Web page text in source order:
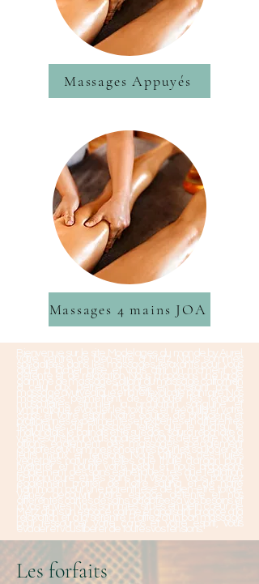
Massages Appuyés
Massages 4 mains JOA
Bienvenue sur le site Modelages du monde by Aurel,
votre centre de bien-être à Metz. Nous sommes
spécialisés dans les massages relaxants pour vous
aider à lâcher prise et vous offrir un moment de
détente et de relaxation. Nous proposons une large
gamme de massages, allant du massage californien
à celui aux pierres chaudes en passant par le
massage ayurvédique et la réflexologie plantaire. Nos
massages permettent de dénouer les tensions
musculaires, stimuler la circulation sanguine et
lymphatique, évacuer les toxines et rééquilibrer votre
corps et votre esprit. Notre équipe de praticiens et
praticiennes expérimentés et expertes en différentes
techniques de massage telles que le shiatsu, le
thaïlandais, le balinais et le suédois, saura répondre à
vos besoins pour vous apaiser et vous détendre. Nous
offrons également des massages spécialement
adaptés aux femmes enceintes pour les soulager de
leurs maux et tensions. Nous utilisons des huiles
végétales naturelles telles que l'huile d'argan pour
hydrater et nourrir votre peau et nous proposons
également des soins esthétiques tels que l'épilation,
la manucure et les soins du visage. Vous pourrez
également profiter de notre sauna et de notre
hammam pour une parenthèse de bien-être totale.
Venez découvrir notre espace détente et nos
différentes cartes de soins, adaptées à vos besoins et
à vos envies. Nous sommes situés en plein cœur de
Metz, dans un espace calme et apaisant, propice à la
relaxation et à la sérénité. Profitez d'un bon massage
pour ressourcer votre corps et votre esprit, vous
évader et vous libérer de toutes vos tensions.
Les forfaits